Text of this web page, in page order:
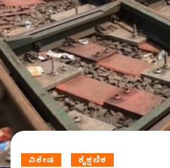
ವಿಶೇಷ ಶೈಕ್ಷಣಿಕ